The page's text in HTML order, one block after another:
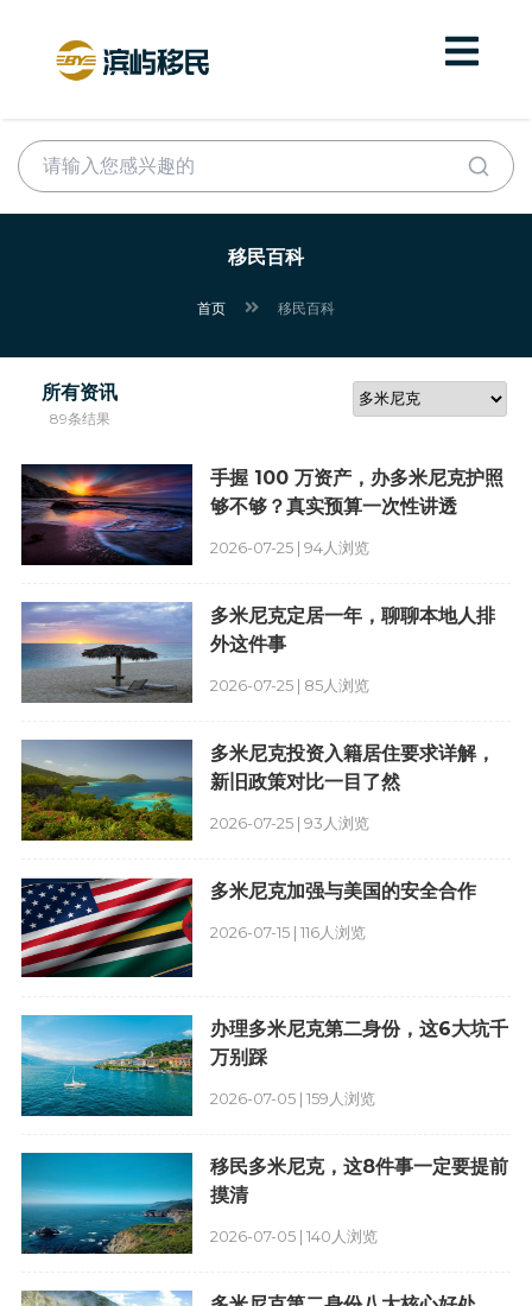
移民百科
首页 移民百科
所有资讯
89条结果
2026-07-25 | 94人浏览
手握 100 万资产，办多米尼克护照
够不够？真实预算一次性讲透
2026-07-25 | 85人浏览
多米尼克定居一年，聊聊本地人排
外这件事
2026-07-25 | 93人浏览
多米尼克投资入籍居住要求详解，
新旧政策对比一目了然
2026-07-15 | 116人浏览
多米尼克加强与美国的安全合作
2026-07-05 | 159人浏览
办理多米尼克第二身份，这6大坑千
万别踩
2026-07-05 | 140人浏览
移民多米尼克，这8件事一定要提前
摸清